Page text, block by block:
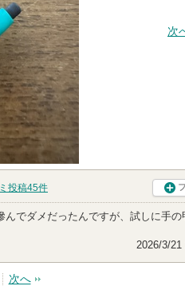
次
投稿45件
でダメだったんですが、試しに手の
2026/3/21
次へ